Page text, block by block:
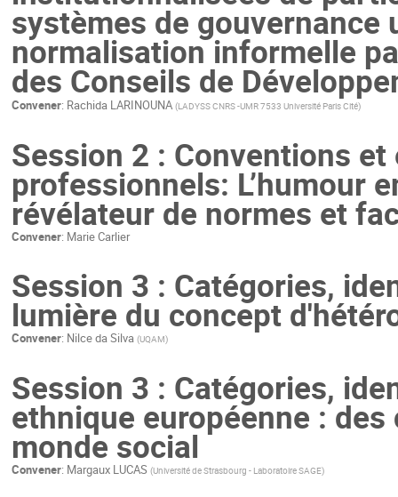
systèmes de gouvernance
normalisation informelle
des Conseils de
Convener: Rachida LARINOUNA (LADYSS CNRS -UMR 7533 Université Paris Cité)
Session 2 : Conventions
professionnels: L’humour
révélateur de normes et
Convener: Marie Carlier
Session 3 : Catégories,
lumière du concept
Convener: Nilce da Silva (UQAM)
Session 3 : Catégories,
ethnique européenne :
monde social
Convener: Margaux LUCAS (Université de Strasbourg - Laboratoire SAGE)